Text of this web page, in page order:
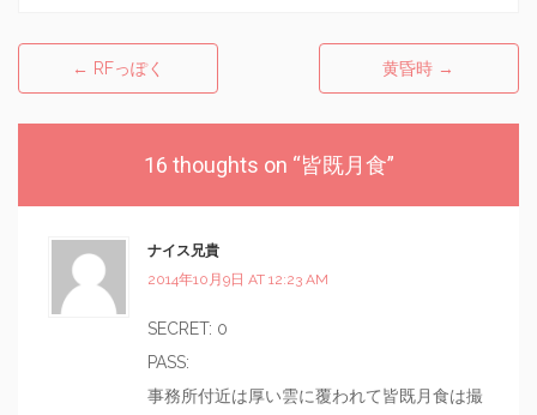
Post navigation
← RFっぽく 黄昏時 →
16 thoughts on “皆既月食”
ナイス兄貴
2014年10月9日 AT 12:23 AM
SECRET: 0
PASS:
事務所付近は厚い雲に覆われて皆既月食は撮